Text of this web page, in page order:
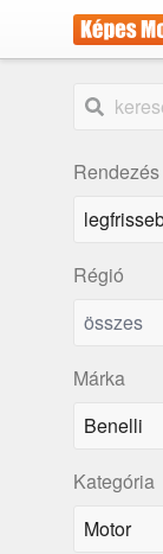
Rendezés
Régió
összes
Márka
Benelli
Kategória